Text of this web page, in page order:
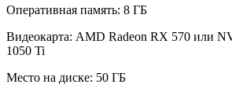
Оперативная память: 8 ГБ
Видеокарта: AMD Radeon RX 570 или
1050 Ti
Место на диске: 50 ГБ